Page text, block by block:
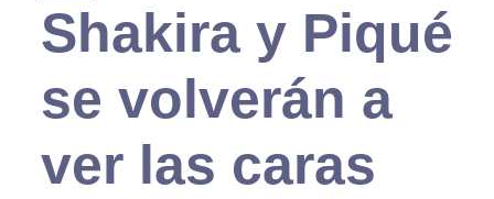
Shakira y Piqué
se volverán a
ver las caras